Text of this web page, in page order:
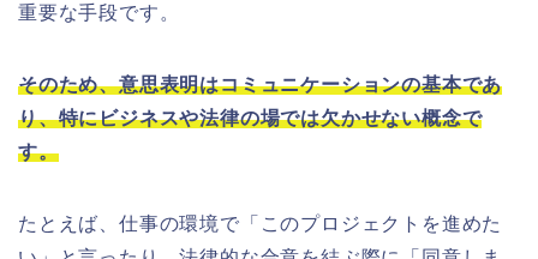
重要な手段です。
そのため、意思表明はコミュニケーションの基本であ
り、特にビジネスや法律の場では欠かせない概念で
す。
たとえば、仕事の環境で「このプロジェクトを進めた